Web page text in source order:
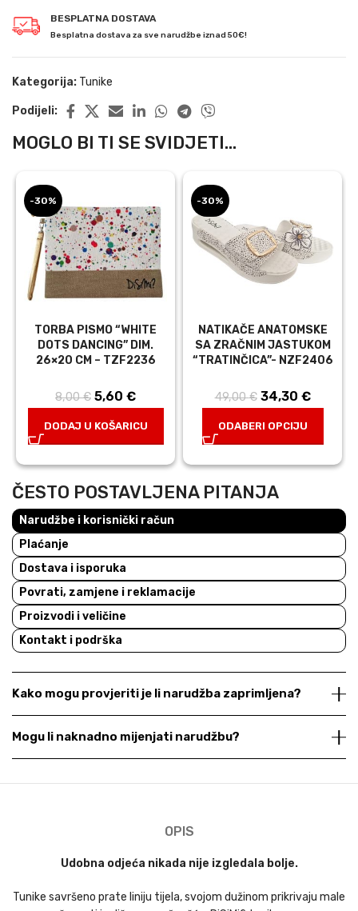
BESPLATNA DOSTAVA
Besplatna dostava za sve narudžbe iznad 50€!
Kategorija: Tunike
Podijeli:
MOGLO BI TI SE SVIDJETI...
-30%
TORBA PISMO “WHITE
DOTS DANCING” DIM.
26×20 CM – TZF2236
8,00€
Izvorna
8,00 €.
5,60 €
5,60 €.
DODAJ U KOŠARICU
-30%
NATIKAČE ANATOMSKE
SA ZRAČNIM JASTUKOM
“TRATINČICA”- NZF2406
49,00€
Izvorna
49,00 €.
34,30 €
ODABERI OPCIJU
ČESTO POSTAVLJENA PITANJA
Narudžbe i korisnički račun
Plaćanje
Dostava i isporuka
Povrati, zamjene i reklamacije
Proizvodi i veličine
Kontakt i podrška
Kako mogu provjeriti je li narudžba zaprimljena?
Mogu li naknadno mijenjati narudžbu?
OPIS
Udobna odjeća nikada nije izgledala bolje.
Tunike savršeno prate liniju tijela, svojom dužinom prikrivaju male